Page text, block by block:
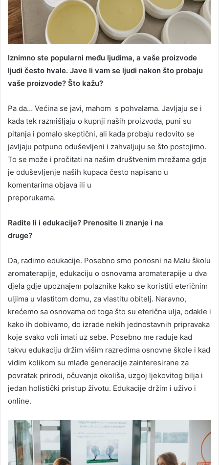
Iznimno ste popularni među ljudima, a vaše proizvode
ljudi često hvale. Jave li vam se ljudi nakon što probaju
vaše proizvode? Što kažu?
Pa da… Većina se javi, mahom s pohvalama. Javljaju se i
kada tek razmišljaju o kupnji naših proizvoda, puni su
pitanja i pomalo skeptični, ali kada probaju redovito se
javljaju potpuno oduševljeni i zahvaljuju se što postojimo.
To se može i pročitati na našim društvenim mrežama gdje
je oduševljenje naših kupaca često napisano u
komentarima objava ili u
preporukama.
Radite li i edukacije? Prenosite li znanje i na
druge?
Da, radimo edukacije. Posebno smo ponosni na Malu školu
aromaterapije, edukaciju o osnovama aromaterapije u dva
djela gdje upoznajem polaznike kako se koristiti eteričnim
uljima u vlastitom domu, za vlastitu obitelj. Naravno,
krećemo sa osnovama od toga što su eterična ulja, odakle i
kako ih dobivamo, do izrade nekih jednostavnih pripravaka
koje svako voli imati uz sebe. Posebno me raduje kad
takvu edukaciju držim višim razredima osnovne škole i kad
vidim kolikom su mlađe generacije zainteresirane za
povratak prirodi, očuvanje okoliša, uzgoj ljekovitog bilja i
jedan holistički pristup životu. Edukacije držim i uživo i
online.